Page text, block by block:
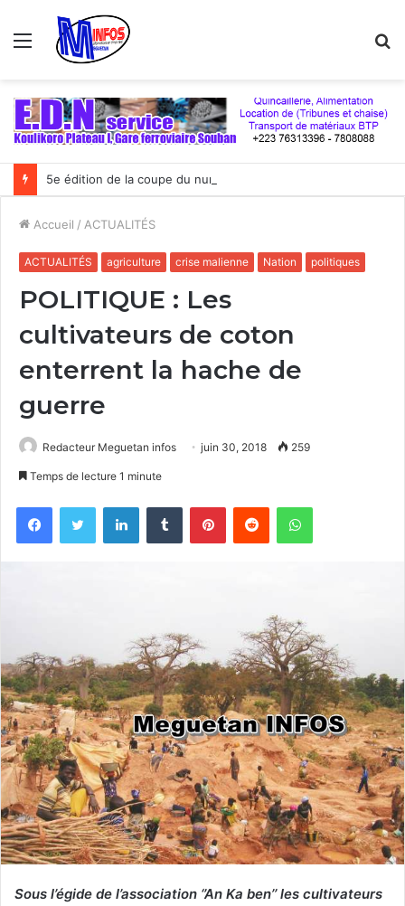
Menu
Accueil / ACTUALITÉS
ACTUALITÉS agriculture crise malienne Nation politiques
POLITIQUE : Les
cultivateurs de coton
enterrent la hache de
guerre
Redacteur Meguetan infos juin 30, 2018 259
Temps de lecture 1 minute
Sous l’égide de l’association ‘’An Ka ben’’ les cultivateurs